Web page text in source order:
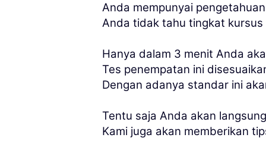
Anda mempunyai
Anda tidak tahu tingkat
Hanya dalam 3 menit Anda
Tes penempatan ini
Dengan adanya standar ini
Tentu saja Anda akan
Kami juga akan memberikan